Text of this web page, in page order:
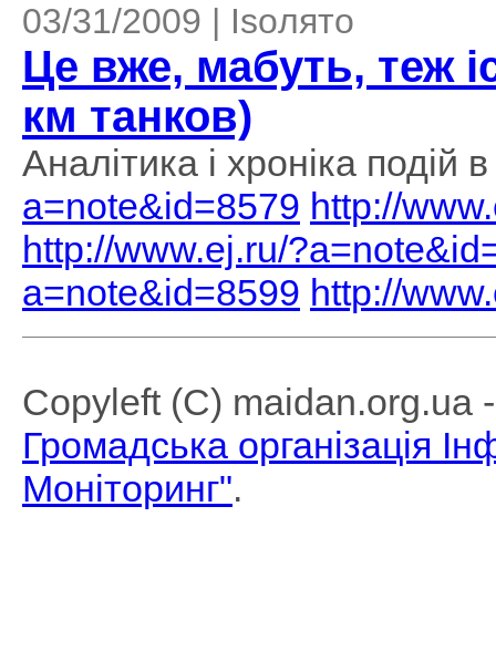
03/31/2009 | Isoлято
Це вже, мабуть, теж
км танков)
Аналітика і хроніка подій
a=note&id=8579 http://
http://www.ej.ru/
a=note&id=8599 http://
Copyleft (C) maidan.org.ua
Громадська організація
Моніторинг".